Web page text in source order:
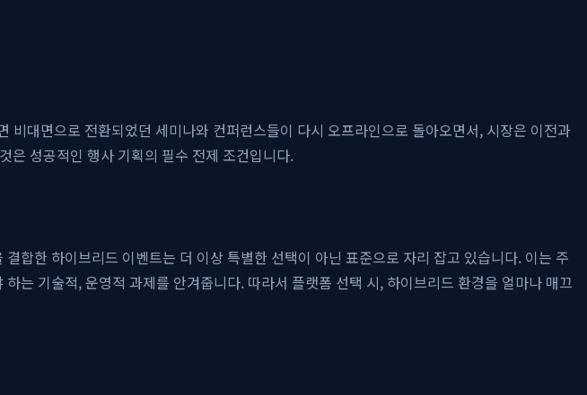
대면으로 전환되었던 세미나와 컨퍼런스들이 다시 오프라인으로 돌아오면서, 시장은 이전과
은 성공적인 행사 기획의 필수 전제 조건입니다.
합한 하이브리드 이벤트는 더 이상 특별한 선택이 아닌 표준으로 자리 잡고 있습니다. 이는 주
는 기술적, 운영적 과제를 안겨줍니다. 따라서 플랫폼 선택 시, 하이브리드 환경을 얼마나 매끄